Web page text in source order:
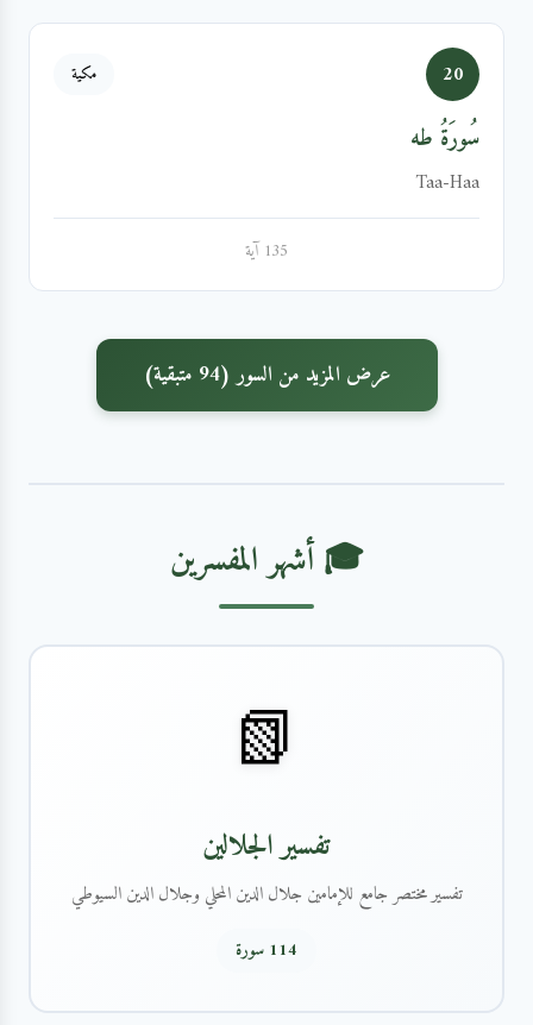
20 مكية
سُورَةُ طه
Taa-Haa
135 آية
عرض المزيد من السور (94 متبقية)
🎓 أشهر المفسرين
📗
تفسير الجلالين
تفسير مختصر جامع للإمامين جلال الدين المحلي وجلال الدين السيوطي
114 سورة